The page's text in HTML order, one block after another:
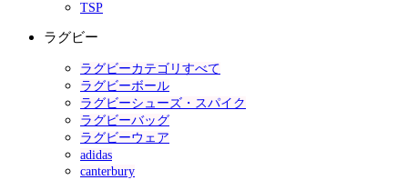
TSP
ラグビー
ラグビーカテゴリすべて
ラグビーボール
ラグビーシューズ・スパイク
ラグビーバッグ
ラグビーウェア
adidas
canterbury